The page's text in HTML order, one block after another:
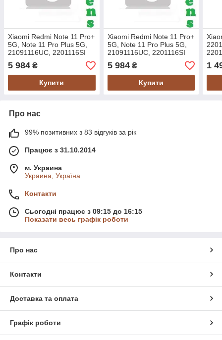
Xiaomi Redmi Note 11 Pro+
5G, Note 11 Pro Plus 5G,
21091116UC, 2201116SI
чорній рамці Orig
5 984 ₴
Купити
Xiaomi Redmi Note 11 Pro+
5G, Note 11 Pro Plus 5G,
21091116UC, 2201116SI
синій рамці Orig
5 984₴
Купити
1
Про нас
99% позитивних з 83 відгуків за рік
Працює з 31.10.2014
м. Украина
Украина, Україна
Контакти
Сьогодні працює з 09:15 до 16:15
Показати весь графік роботи
Про нас
Контакти
Доставка та оплата
Графік роботи